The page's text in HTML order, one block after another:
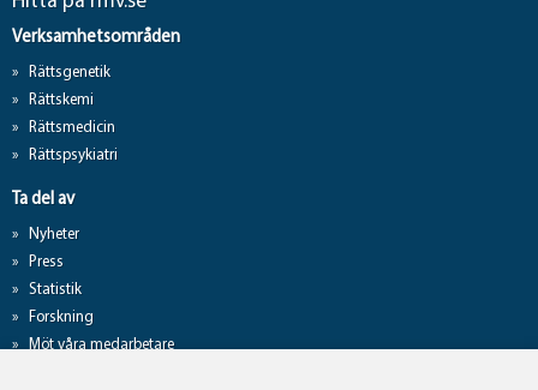
Verksamhetsområden
Rättsgenetik
Rättskemi
Rättsmedicin
Rättspsykiatri
Ta del av
Nyheter
Press
Statistik
Forskning
Möt våra medarbetare